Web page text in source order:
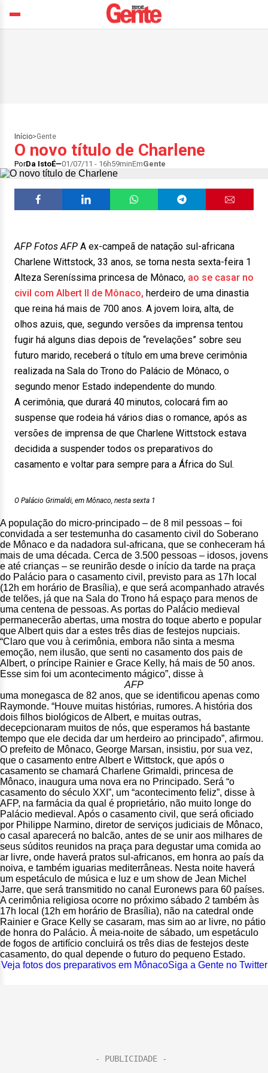
Início>Gente
O novo título de Charlene
PorDa IstoÉ 01/07/11 - 16h59minEmGente
AFP Fotos AFP A ex-campeã de natação sul-africana
Charlene Wittstock, 33 anos, se torna nesta sexta-feira 1
Alteza Sereníssima princesa de Mônaco, ao se casar no
civil com Albert II de Mônaco, herdeiro de uma dinastia
que reina há mais de 700 anos. A jovem loira, alta, de
olhos azuis, que, segundo versões da imprensa tentou
fugir há alguns dias depois de “revelações” sobre seu
futuro marido, receberá o título em uma breve cerimônia
realizada na Sala do Trono do Palácio de Mônaco, o
segundo menor Estado independente do mundo.
A cerimônia, que durará 40 minutos, colocará fim ao
suspense que rodeia há vários dias o romance, após as
versões de imprensa de que Charlene Wittstock estava
decidida a suspender todos os preparativos do
casamento e voltar para sempre para a África do Sul.
O Palácio Grimaldi, em Mônaco, nesta sexta 1
A população do micro-principado – de 8 mil pessoas – foi
convidada a ser testemunha do casamento civil do Soberano
de Mônaco e da nadadora sul-africana, que se conheceram há
mais de uma década. Cerca de 3.500 pessoas – idosos, jovens
e até crianças – se reunirão desde o início da tarde na praça
do Palácio para o casamento civil, previsto para as 17h local
(12h em horário de Brasília), e que será acompanhado através
de telões, já que na Sala do Trono há espaço para menos de
uma centena de pessoas. As portas do Palácio medieval
permanecerão abertas, uma mostra do toque aberto e popular
que Albert quis dar a estes três dias de festejos nupciais.
“Claro que vou à cerimônia, embora não sinta a mesma
emoção, nem ilusão, que senti no casamento dos pais de
Albert, o príncipe Rainier e Grace Kelly, há mais de 50 anos.
Esse sim foi um acontecimento mágico”, disse à
AFP
uma monegasca de 82 anos, que se identificou apenas como
Raymonde. “Houve muitas histórias, rumores. A história dos
dois filhos biológicos de Albert, e muitas outras,
decepcionaram muitos de nós, que esperamos há bastante
tempo que ele decida dar um herdeiro ao principado”, afirmou.
O prefeito de Mônaco, George Marsan, insistiu, por sua vez,
que o casamento entre Albert e Wittstock, que após o
casamento se chamará Charlene Grimaldi, princesa de
Mônaco, inaugura uma nova era no Principado. Será “o
casamento do século XXI”, um “acontecimento feliz”, disse à
AFP, na farmácia da qual é proprietário, não muito longe do
Palácio medieval. Após o casamento civil, que será oficiado
por Philippe Narmino, diretor de serviços judiciais de Mônaco,
o casal aparecerá no balcão, antes de se unir aos milhares de
seus súditos reunidos na praça para degustar uma comida ao
ar livre, onde haverá pratos sul-africanos, em honra ao país da
noiva, e também iguarias mediterrâneas. Nesta noite haverá
um espetáculo de música e luz e um show de Jean Michel
Jarre, que será transmitido no canal Euronews para 60 países.
A cerimônia religiosa ocorre no próximo sábado 2 também às
17h local (12h em horário de Brasília), não na catedral onde
Rainier e Grace Kelly se casaram, mas sim ao ar livre, no pátio
de honra do Palácio. À meia-noite de sábado, um espetáculo
de fogos de artifício concluirá os três dias de festejos deste
casamento, do qual depende o futuro do pequeno Estado.
Veja fotos dos preparativos em MônacoSiga a Gente no Twitter